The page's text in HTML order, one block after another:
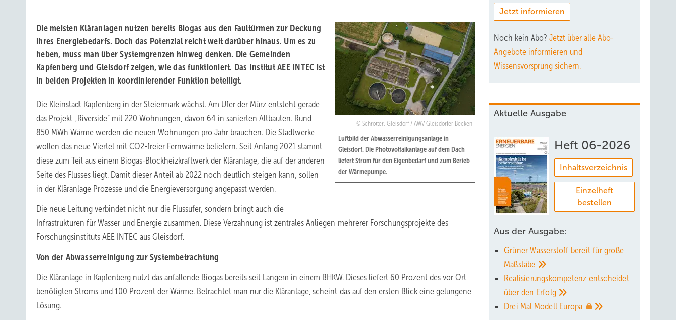
Schrotter, Gleisdorf / AWV Gleisdorfer Becken
Luftbild der Abwasserreinigungsanlage in
Gleisdorf. Die Photovoltaikanlage auf dem Dach
liefert Strom für den Eigenbedarf und zum Berieb
der Wärmepumpe.
Die meisten Kläranlagen nutzen bereits Biogas aus den Faultürmen zur Deckung
ihres Energiebedarfs. Doch das Potenzial reicht weit darüber hinaus. Um es zu
heben, muss man über Systemgrenzen hinweg denken. Die Gemeinden
Kapfenberg und Gleisdorf zeigen, wie das funktioniert. Das Institut AEE INTEC ist
in beiden Projekten in koordinierender Funktion beteiligt.
Die Kleinstadt Kapfenberg in der Steiermark wächst. Am Ufer der Mürz entsteht gerade
das Projekt „Riverside“ mit 220 Wohnungen, davon 64 in sanierten Altbauten. Rund
850 MWh Wärme werden die neuen Wohnungen pro Jahr brauchen. Die Stadtwerke
wollen das neue Viertel mit CO2-freier Fernwärme beliefern. Seit Anfang 2021 stammt
diese zum Teil aus einem Biogas-Blockheizkraftwerk der Kläranlage, die auf der anderen
Seite des Flusses liegt. Damit dieser Anteil ab 2022 noch deutlich steigen kann, sollen
in der Kläranlage Prozesse und die Energieversorgung angepasst werden.
Die neue Leitung verbindet nicht nur die Flussufer, sondern bringt auch die
Infrastrukturen für Wasser und Energie zusammen. Diese Verzahnung ist zentrales Anliegen mehrerer Forschungsprojekte des
Forschungsinstituts AEE INTEC aus Gleisdorf.
Von der Abwasserreinigung zur Systembetrachtung
Die Kläranlage in Kapfenberg nutzt das anfallende Biogas bereits seit Langem in einem BHKW. Dieses liefert 60 Prozent des vor Ort
benötigten Stroms und 100 Prozent der Wärme. Betrachtet man nur die Kläranlage, scheint das auf den ersten Blick eine gelungene
Lösung.
Jetzt informieren
Noch kein Abo? Jetzt über alle Abo-
Angebote informieren und
Wissensvorsprung sichern.
Aktuelle Ausgabe
Heft 06-2026
Inhaltsverzeichnis
Einzelheft
bestellen
Aus der Ausgabe:
Grüner Wasserstoff bereit für große
Maßstäbe
Realisierungskompetenz entscheidet
über den Erfolg
Drei Mal Modell Europa